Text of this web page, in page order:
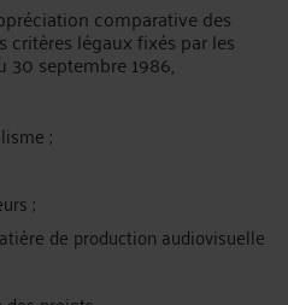
comparative des
critères légaux fixés par les
30 septembre 1986,
;
;
de production audiovisuelle